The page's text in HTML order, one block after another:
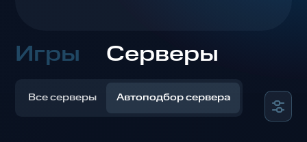
Игры Серверы
Все серверы Автоподбор сервера